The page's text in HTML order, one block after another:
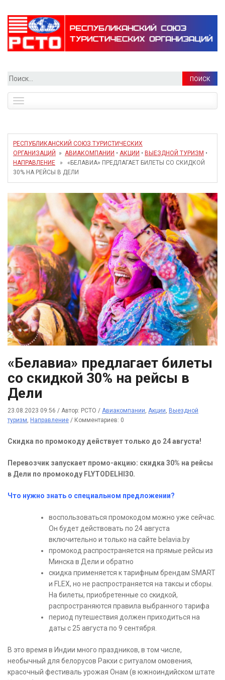
Найти:
navigation
РЕСПУБЛИКАНСКИЙ СОЮЗ ТУРИСТИЧЕСКИХ
ОРГАНИЗАЦИЙ
» АВИАКОМПАНИИ • АКЦИИ • ВЫЕЗДНОЙ ТУРИЗМ •
НАПРАВЛЕНИЕ » «БЕЛАВИА» ПРЕДЛАГАЕТ БИЛЕТЫ СО СКИДКОЙ
30% НА РЕЙСЫ В ДЕЛИ
«Белавиа» предлагает билеты
со скидкой 30% на рейсы в
Дели
23.08.2023 09:56 / Автор: РСТО / Авиакомпании, Акции, Выездной
туризм, Направление / Комментариев: 0
Скидка по промокоду действует только до 24 августа!
Перевозчик запускает промо-акцию: скидка 30% на рейсы
в Дели по промокоду FLYTODELHI30.
Что нужно знать о специальном предложении?
воспользоваться промокодом можно уже сейчас.
Он будет действовать по 24 августа
включительно и только на сайте belavia.by
промокод распространяется на прямые рейсы из
Минска в Дели и обратно
скидка применяется к тарифным брендам SMART
и FLEX, но не распространяется на таксы и сборы.
На билеты, приобретенные со скидкой,
распространяются правила выбранного тарифа
период путешествия должен приходиться на
даты с 25 августа по 9 сентября.
В это время в Индии много праздников, в том числе,
необычный для белорусов Ракхи с ритуалом омовения,
красочный фестиваль урожая Онам (в южноиндийском штате